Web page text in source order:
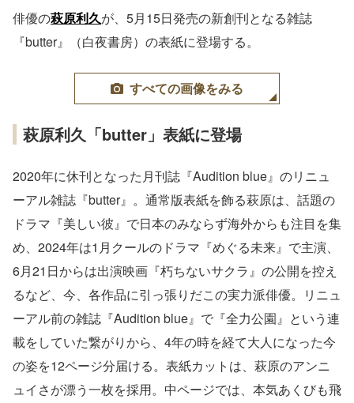
俳優の萩原利久が、5月15日発売の新創刊となる雑誌
『butter』（白夜書房）の表紙に登場する。
すべての画像をみる
萩原利久「butter」表紙に登場
2020年に休刊となった月刊誌『Audition blue』のリニュ
ーアル雑誌『butter』。通常版表紙を飾る萩原は、話題の
ドラマ『美しい彼』で日本のみならず海外からも注目を集
め、2024年は1月クールのドラマ『めぐる未来』で主演、
6月21日からは出演映画『朽ちないサクラ』の公開を控え
るなど、今、各作品に引っ張りだこの実力派俳優。リニュ
ーアル前の雑誌『Audition blue』で『全力公園』という連
載をしていた繋がりから、4年の時を経て大人になった今
の姿を12ページ分届ける。表紙カットは、萩原のアンニ
ュイさが漂う一枚を採用。中ページでは、本気あくびも飛